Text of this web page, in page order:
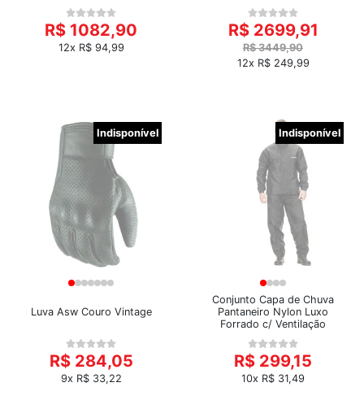
R$ 1082,90
12x R$ 94,99
R$ 2699,91
R$ 3449,90
12x R$ 249,99
Indisponível
Luva Asw Couro Vintage
R$ 284,05
9x R$ 33,22
Indisponível
Conjunto Capa de Chuva
Pantaneiro Nylon Luxo
Forrado c/ Ventilação
R$ 299,15
10x R$ 31,49